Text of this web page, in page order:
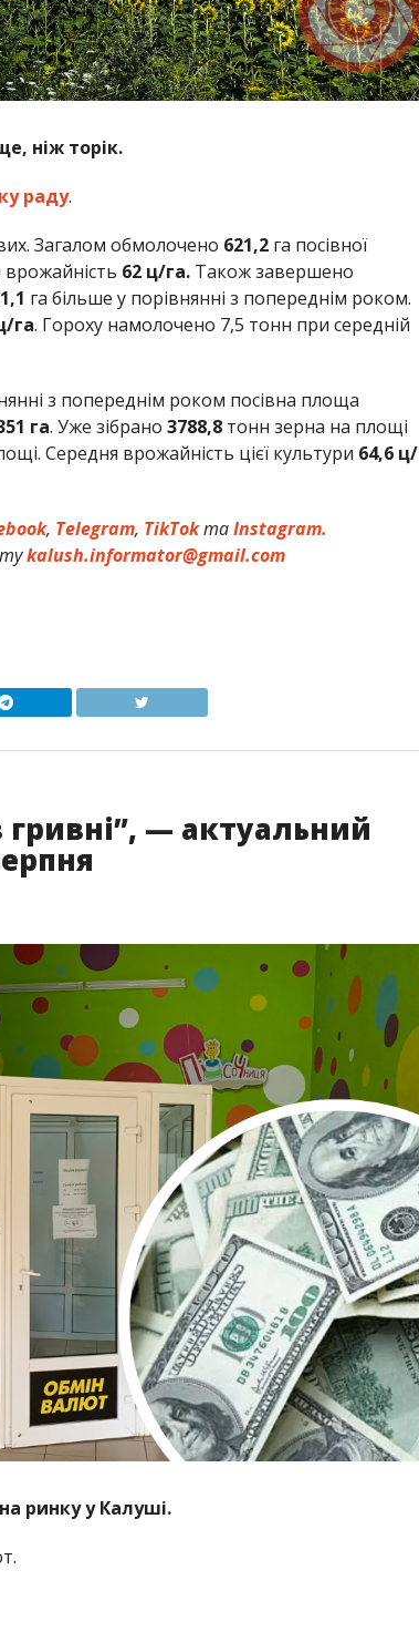
ніж торік.
раду.
Загалом обмолочено 621,2га посівної
62 ц/га. Також завершено
га більше у порівнянні з попереднім роком.
га. Гороху намолочено 7,5 тонн при середній
з попереднім роком посівна площа
га. Уже зібрано 3788,8тонн зерна на площі
Середня врожайність цієї культури 64,6 ц/
, Telegram, TikTokтаInstagram.
kalush.informator@gmail.com
— актуальний
ринку у Калуші.